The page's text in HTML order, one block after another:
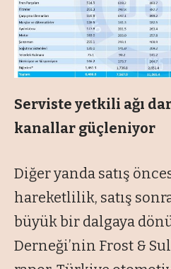
Serviste yetkili ağı
kanallar güçleniyor
Diğer yanda satış
hareketlilik, satış
büyük bir dalgaya
Derneği’nin Frost &